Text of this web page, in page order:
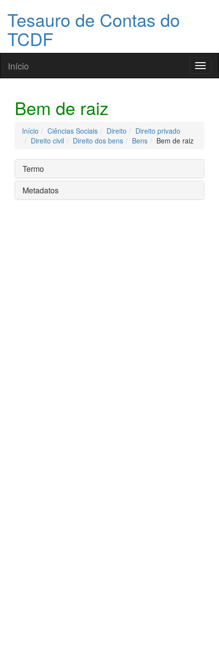
Tesauro de Contas do
TCDF
Início
Bem de raiz
Início Ciências Sociais Direito
Direito privado
Direito civil
Direito dos bens Bens Bem de raiz
Termo
Metadatos